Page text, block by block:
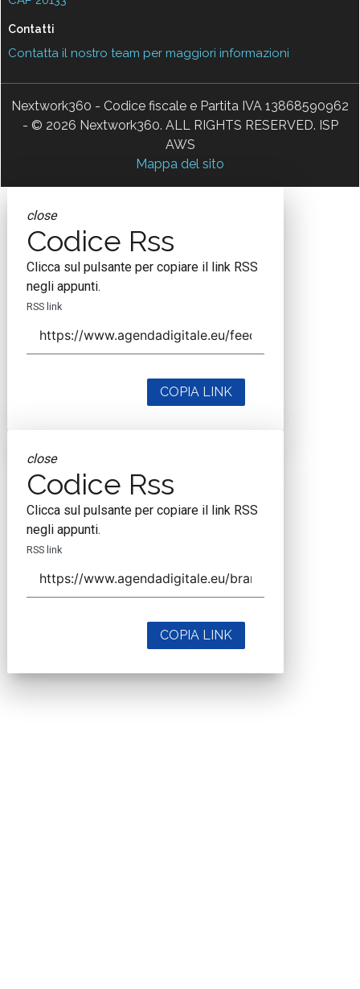
Contatti
Contatta il nostro team per maggiori informazioni
Nextwork360 - Codice fiscale e Partita IVA 13868590962
- © 2026 Nextwork360. ALL RIGHTS RESERVED. ISP
AWS
Mappa del sito
close
Codice Rss
Clicca sul pulsante per copiare il link RSS
negli appunti.
RSS link
COPIA LINK
close
Codice Rss
Clicca sul pulsante per copiare il link RSS
negli appunti.
RSS link
COPIA LINK